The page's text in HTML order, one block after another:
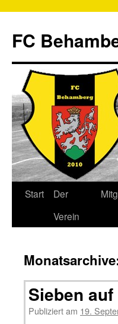
FC
Start
Der
Verein
Sieben
Publiziert am 19.